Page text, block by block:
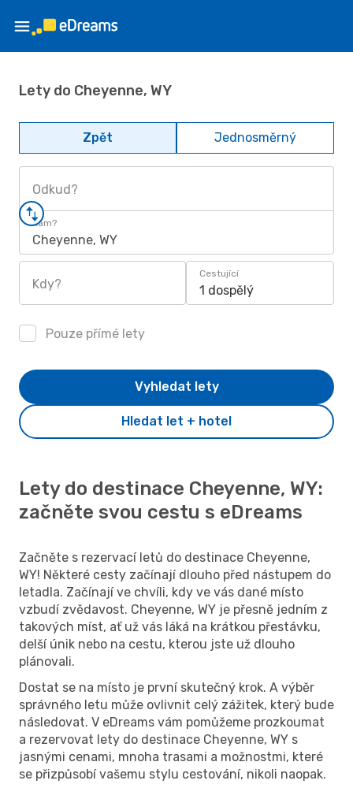
Lety do Cheyenne, WY
Zpět Jednosměrný
Odkud?
Kam?
Cheyenne, WY
Kdy?
Cestující
1 dospělý
Pouze přímé lety
Hledat let + hotel
Vyhledat lety
Lety do destinace Cheyenne, WY:
začněte svou cestu s eDreams
Začněte s rezervací letů do destinace Cheyenne,
WY! Některé cesty začínají dlouho před nástupem do
letadla. Začínají ve chvíli, kdy ve vás dané místo
vzbudí zvědavost. Cheyenne, WY je přesně jedním z
takových míst, ať už vás láká na krátkou přestávku,
delší únik nebo na cestu, kterou jste už dlouho
plánovali.
Dostat se na místo je první skutečný krok. A výběr
správného letu může ovlivnit celý zážitek, který bude
následovat. V eDreams vám pomůžeme prozkoumat
a rezervovat lety do destinace Cheyenne, WY s
jasnými cenami, mnoha trasami a možnostmi, které
se přizpůsobí vašemu stylu cestování, nikoli naopak.